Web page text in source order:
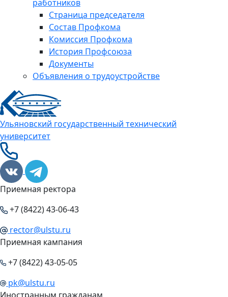
работников
Страница председателя
Состав Профкома
Комиссия Профкома
История Профсоюза
Документы
Объявления о трудоустройстве
Ульяновский государственный технический
университет
Приемная ректора
+7 (8422) 43-06-43
rector@ulstu.ru
Приемная кампания
+7 (8422) 43-05-05
pk@ulstu.ru